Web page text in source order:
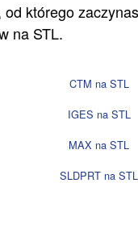
którego
na STL.
CTM na STL
IGES na STL
MAX na STL
SLDPRT na STL